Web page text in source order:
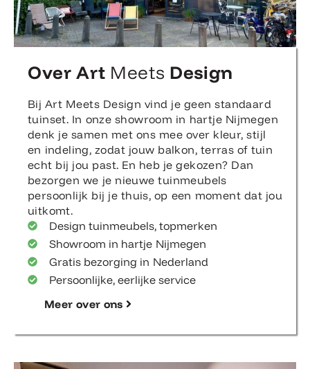
Over Art Meets Design
Bij Art Meets Design vind je geen standaard
tuinset. In onze showroom in hartje Nijmegen
denk je samen met ons mee over kleur, stijl
en indeling, zodat jouw balkon, terras of tuin
echt bij jou past. En heb je gekozen? Dan
bezorgen we je nieuwe tuinmeubels
persoonlijk bij je thuis, op een moment dat jou
uitkomt.
Design tuinmeubels, topmerken
Showroom in hartje Nijmegen
Gratis bezorging in Nederland
Persoonlijke, eerlijke service
Meer over ons